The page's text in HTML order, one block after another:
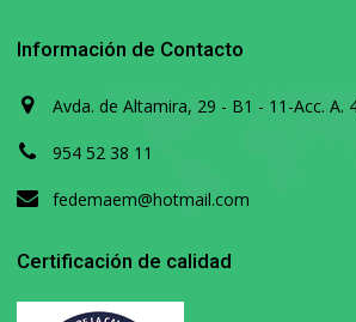
Información de Contacto
Avda. de Altamira, 29 - B1 - 11-Acc. A.
954 52 38 11
fedemaem@hotmail.com
Certificación de calidad